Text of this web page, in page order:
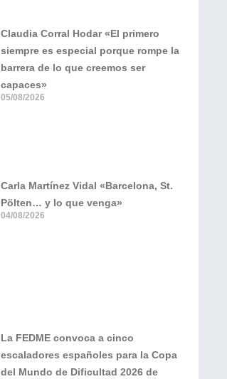
Claudia Corral Hodar «El primero
siempre es especial porque rompe la
barrera de lo que creemos ser
capaces»
05/08/2026
Carla Martínez Vidal «Barcelona, St.
Pölten… y lo que venga»
04/08/2026
La FEDME convoca a cinco
escaladores españoles para la Copa
del Mundo de Dificultad 2026 de